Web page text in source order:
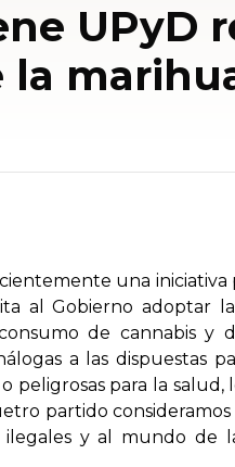
UPyD
la
una
al Gobierno adoptar
de cannabis y
a las dispuestas
peligrosas para la salud,
partido
y al mundo de